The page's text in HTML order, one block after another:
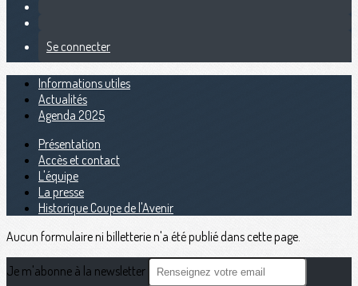
Se connecter
Informations utiles
Actualités
Agenda 2025
Présentation
Accès et contact
L'équipe
La presse
Historique Coupe de l'Avenir
Aucun formulaire ni billetterie n'a été publié dans cette page.
Je m'abonne à la newsletter